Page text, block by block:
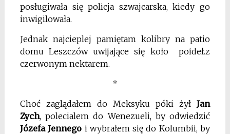
posługiwała się policja szwajcarska, kiedy go
inwigilowała.
Jednak najcieplej pamiętam kolibry na patio
domu Leszczów uwijające się koło poideł.z
czerwonym nektarem.
*
Choć zaglądałem do Meksyku póki żyłJan
Zych, polecialem do Wenezueli, by odwiedzić
Józefa Jennego i wybrałem się do Kolumbii, by